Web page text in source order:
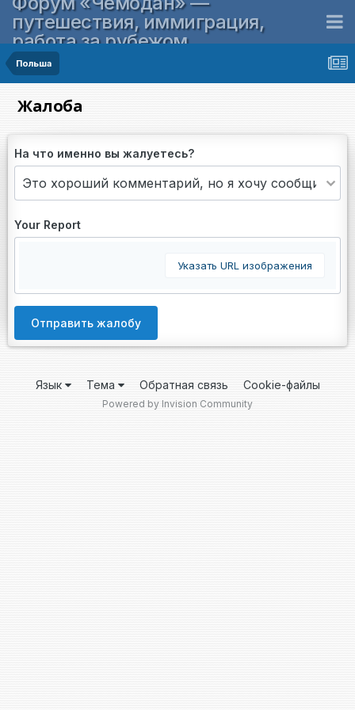
путешествия, иммиграция,
работа за рубежом
Польша
Жалоба
На что именно вы жалуетесь?
Your Report
Указать URL изображения
Отправить жалобу
Язык Тема Обратная связь Cookie-файлы
Powered by Invision Community